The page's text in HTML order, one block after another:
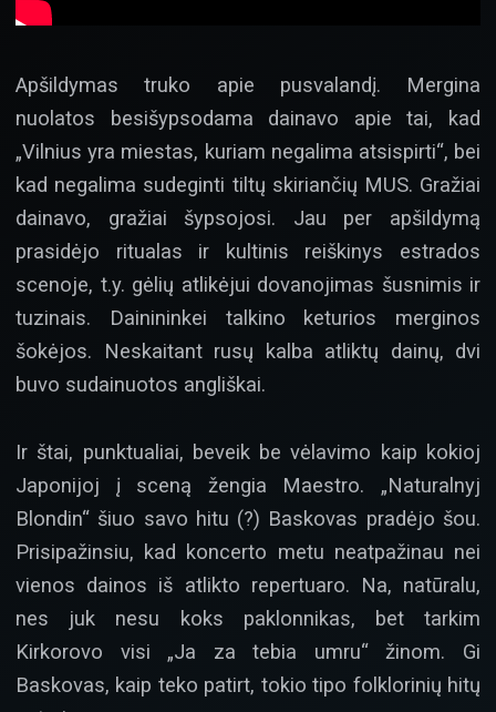
Apšildymas truko apie pusvalandį. Mergina
nuolatos besišypsodama dainavo apie tai, kad
„Vilnius yra miestas, kuriam negalima atsispirti“, bei
kad negalima sudeginti tiltų skiriančių MUS. Gražiai
dainavo, gražiai šypsojosi. Jau per apšildymą
prasidėjo ritualas ir kultinis reiškinys estrados
scenoje, t.y. gėlių atlikėjui dovanojimas šusnimis ir
tuzinais. Dainininkei talkino keturios merginos
šokėjos. Neskaitant rusų kalba atliktų dainų, dvi
buvo sudainuotos angliškai.
Ir štai, punktualiai, beveik be vėlavimo kaip kokioj
Japonijoj į sceną žengia Maestro. „Naturalnyj
Blondin“ šiuo savo hitu (?) Baskovas pradėjo šou.
Prisipažinsiu, kad koncerto metu neatpažinau nei
vienos dainos iš atlikto repertuaro. Na, natūralu,
nes juk nesu koks paklonnikas, bet tarkim
Kirkorovo visi „Ja za tebia umru“ žinom. Gi
Baskovas, kaip teko patirt, tokio tipo folklorinių hitų